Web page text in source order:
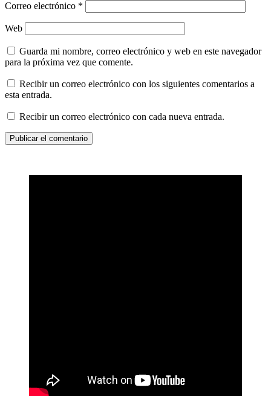
Correo electrónico *
Web
Guarda mi nombre, correo electrónico y web en este navegador
para la próxima vez que comente.
Recibir un correo electrónico con los siguientes comentarios a
esta entrada.
Recibir un correo electrónico con cada nueva entrada.